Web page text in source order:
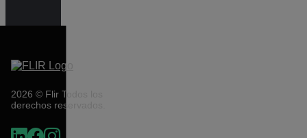
2026 © Flir Todos los
derechos reservados.